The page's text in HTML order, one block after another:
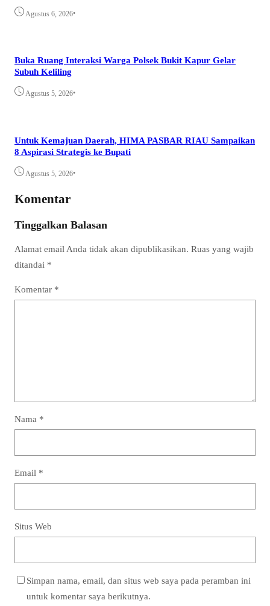
Agustus 6, 2026•
Buka Ruang Interaksi Warga Polsek Bukit Kapur Gelar
Subuh Keliling
Agustus 5, 2026•
Untuk Kemajuan Daerah, HIMA PASBAR RIAU Sampaikan
8 Aspirasi Strategis ke Bupati
Agustus 5, 2026•
Komentar
Tinggalkan Balasan
Alamat email Anda tidak akan dipublikasikan. Ruas yang wajib
ditandai *
Komentar *
Nama *
Email *
Situs Web
Simpan nama, email, dan situs web saya pada peramban ini
untuk komentar saya berikutnya.